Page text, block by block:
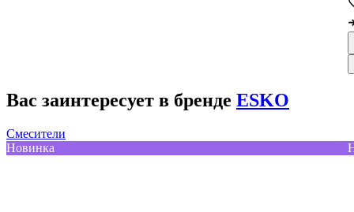
Вас заинтересует в бренде ESKO
Смесители
Новинка